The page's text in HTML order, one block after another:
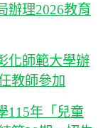
辦理2026教育
化師範大學辦
教師參加
115年「兒童